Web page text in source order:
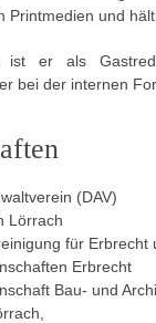
Printmedien und
ist er als
bei der internen
(DAV)
Lörrach
für Erbrecht
Erbrecht
Bau- und